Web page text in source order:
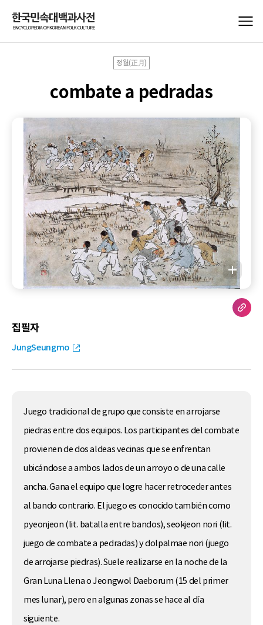
정월(正月)
combate a pedradas
집필자
JungSeungmo
Juego tradicional de grupo que consiste en arrojarse
piedras entre dos equipos. Los participantes del combate
provienen de dos aldeas vecinas que se enfrentan
ubicándose a ambos lados de un arroyo o de una calle
ancha. Gana el equipo que logre hacer retroceder antes
al bando contrario. El juego es conocido también como
pyeonjeon (lit. batalla entre bandos), seokjeon nori (lit.
juego de combate a pedradas) y dolpalmae nori (juego
de arrojarse piedras). Suele realizarse en la noche de la
Gran Luna Llena o Jeongwol Daeborum (15 del primer
mes lunar), pero en algunas zonas se hace al día
siguiente.